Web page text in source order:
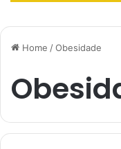
Home /Obesidade